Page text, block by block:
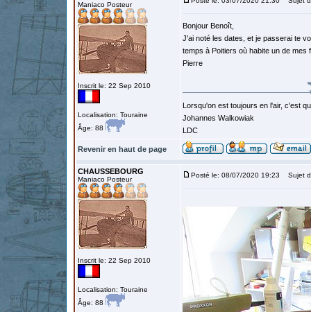
Maniaco Posteur
Inscrit le: 22 Sep 2010
Localisation: Touraine
Âge: 88
Bonjour Benoît,
J'ai noté les dates, et je passerai te
temps à Poitiers où habite un de
Pierre
Lorsqu'on est toujours en l'air, c'est
Johannes Walkowiak
LDC
Revenir en haut de page
CHAUSSEBOURG
Maniaco Posteur
Inscrit le: 22 Sep 2010
Localisation: Touraine
Âge: 88
Posté le: 08/07/2020 19:23 Sujet